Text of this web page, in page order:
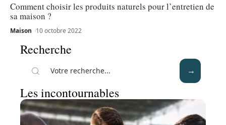
Comment choisir les produits naturels pour l’entretien de
sa maison ?
Maison 10 octobre 2022
Recherche
Les incontournables